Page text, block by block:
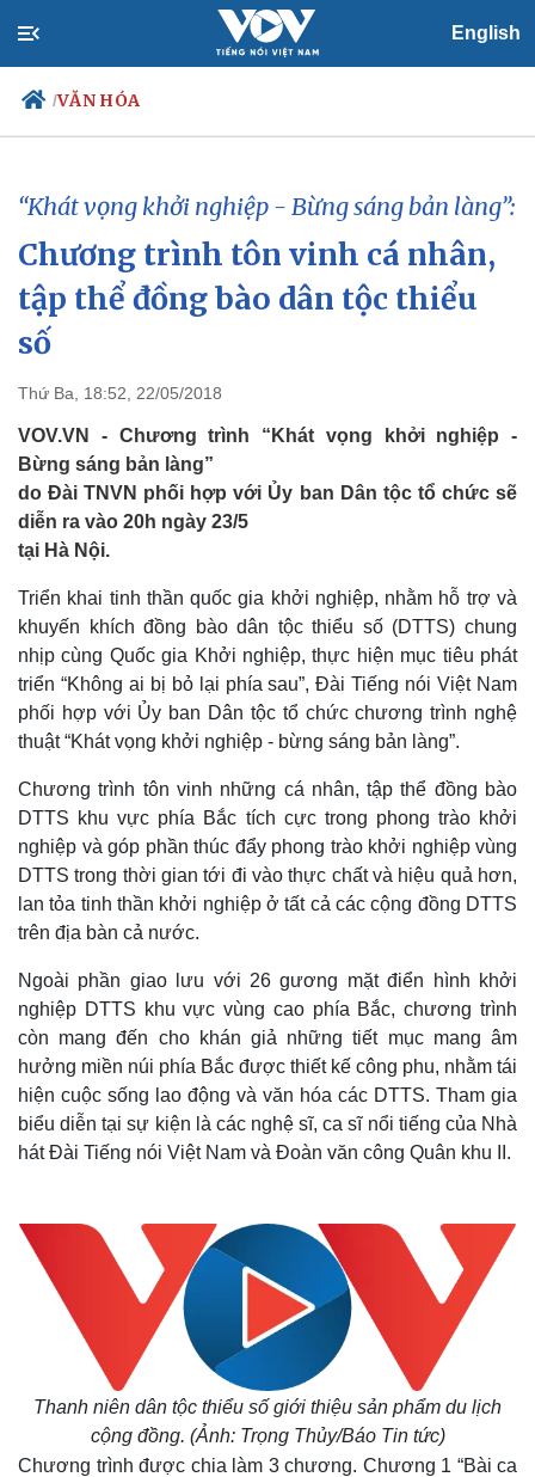
English
/VĂN HÓA
Đảng
Tổ chức nhân sự
Quốc hội
Nhận diện sự thật
Tin 24h
Dự báo thời tiết
Giáo dục
“Khát vọng khởi nghiệp - Bừng sáng bản làng”:
Chương trình tôn vinh cá nhân,
tập thể đồng bào dân tộc thiểu
số
Thứ Ba, 18:52, 22/05/2018
VOV.VN - Chương trình “Khát vọng khởi nghiệp -
Bừng sáng bản làng”
do Đài TNVN phối hợp với Ủy ban Dân tộc tổ chức sẽ
diễn ra vào 20h ngày 23/5
tại Hà Nội.
Triển khai tinh thần quốc gia khởi nghiệp, nhằm hỗ trợ và
khuyến khích đồng bào dân tộc thiểu số (DTTS) chung
nhịp cùng Quốc gia Khởi nghiệp, thực hiện mục tiêu phát
triển “Không ai bị bỏ lại phía sau”, Đài Tiếng nói Việt Nam
phối hợp với Ủy ban Dân tộc tổ chức chương trình nghệ
thuật “Khát vọng khởi nghiệp - bừng sáng bản làng”.
Chương trình tôn vinh những cá nhân, tập thể đồng bào
DTTS khu vực phía Bắc tích cực trong phong trào khởi
nghiệp và góp phần thúc đẩy phong trào khởi nghiệp vùng
DTTS trong thời gian tới đi vào thực chất và hiệu quả hơn,
lan tỏa tinh thần khởi nghiệp ở tất cả các cộng đồng DTTS
trên địa bàn cả nước.
Ngoài phần giao lưu với 26 gương mặt điển hình khởi
nghiệp DTTS khu vực vùng cao phía Bắc, chương trình
còn mang đến cho khán giả những tiết mục mang âm
hưởng miền núi phía Bắc được thiết kế công phu, nhằm tái
hiện cuộc sống lao động và văn hóa các DTTS. Tham gia
biểu diễn tại sự kiện là các nghệ sĩ, ca sĩ nổi tiếng của Nhà
hát Đài Tiếng nói Việt Nam và Đoàn văn công Quân khu II.
Thanh niên dân tộc thiểu số giới thiệu sản phẩm du lịch
cộng đồng. (Ảnh: Trọng Thủy/Báo Tin tức)
Chương trình được chia làm 3 chương. Chương 1 “Bài ca